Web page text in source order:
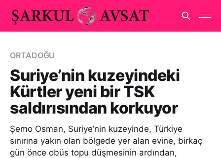
ORTADOĞU
Suriye’nin kuzeyindeki
Kürtler yeni bir TSK
saldırısından korkuyor
Şemo Osman, Suriye’nin kuzeyinde, Türkiye
sınırına yakın olan bölgede yer alan evine, birkaç
gün önce obüs topu düşmesinin ardından,